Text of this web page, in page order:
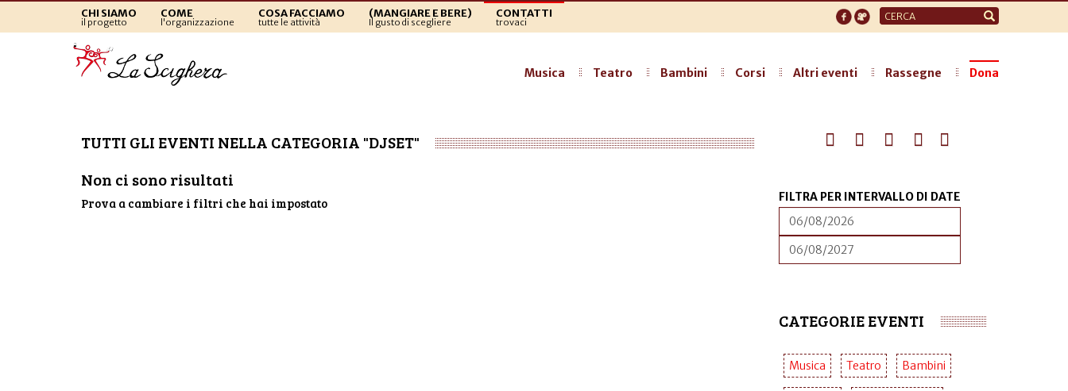
CHI SIAMO
il progetto
COME
l'organizzazione
COSA FACCIAMO
tutte le attività
(MANGIARE E BERE)
Il gusto di scegliere
CONTATTI
trovaci
Form
di
Musica Teatro Bambini Corsi Altri eventi Rassegne Dona
TUTTI GLI EVENTI NELLA CATEGORIA "DJSET"
Non ci sono risultati
Prova a cambiare i filtri che hai impostato FILTRA PER INTERVALLO DI DATE
DATA
FILTRA
PER
INTERVALLO
DATE
CATEGORIE EVENTI
Musica Teatro Bambini